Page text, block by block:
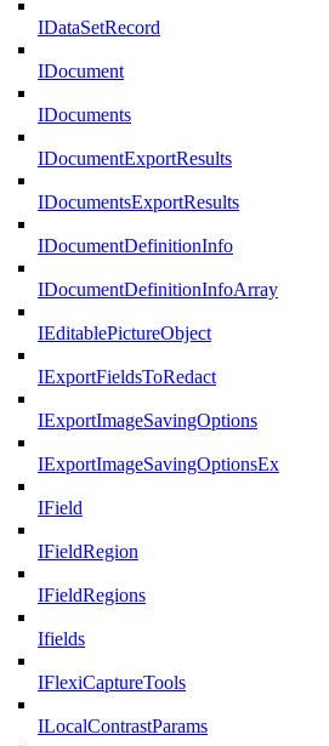
IDataSetRecord
IDocument
IDocuments
IDocumentExportResults
IDocumentsExportResults
IDocumentDefinitionInfo
IDocumentDefinitionInfoArray
IEditablePictureObject
IExportFieldsToRedact
IExportImageSavingOptions
IExportImageSavingOptionsEx
IField
IFieldRegion
IFieldRegions
Ifields
IFlexiCaptureTools
ILocalContrastParams